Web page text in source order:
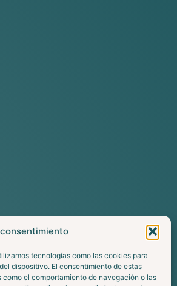
tecnologías como las cookies para
dispositivo. El consentimiento de estas
el comportamiento de navegación o las